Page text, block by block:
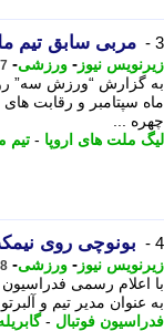
3 - مربی سابق تیم
زیرنویس نیوز - ورزشی- 27 ساعت پیش -
به گزارش “ورزش سه”
ماه سپتامبر و رقابت های
چهره ...
لیگ ملت های اروپا - تیم
4 - بونوچی روی
زیرنویس نیوز - ورزشی- 28 ساعت پیش -
با اعلام رسمی فدراسیون
به عنوان مدیر تیم و
فدراسیون فوتبال -